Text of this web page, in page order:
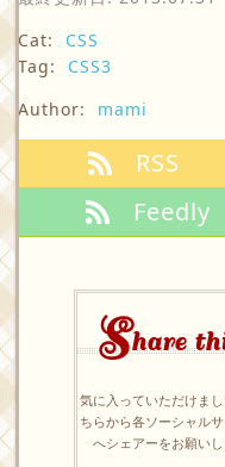
Cat:
CSS
Tag:
CSS3
Author:
mami
RSS
Feedly
Share
気に入っていただけま
ちらから各ソーシャル
へシェアーをお願い